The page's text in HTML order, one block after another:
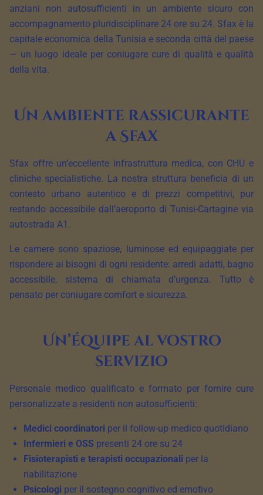
anziani non autosufficienti in un ambiente sicuro con
accompagnamento pluridisciplinare 24 ore su 24. Sfax è la
capitale economica della Tunisia e seconda città del paese
— un luogo ideale per coniugare cure di qualità e qualità
della vita.
Un ambiente rassicurante
a Sfax
Sfax offre un’eccellente infrastruttura medica, con CHU e
cliniche specialistiche. La nostra struttura beneficia di un
contesto urbano autentico e di prezzi competitivi, pur
restando accessibile dall’aeroporto di Tunisi-Cartagine via
autostrada A1.
Le camere sono spaziose, luminose ed equipaggiate per
rispondere ai bisogni di ogni residente: arredi adatti, bagno
accessibile, sistema di chiamata d’urgenza. Tutto è
pensato per coniugare comfort e sicurezza.
Un’équipe al vostro
servizio
Personale medico qualificato e formato per fornire cure
personalizzate a residenti non autosufficienti:
Medici coordinatori per il follow-up medico quotidiano
Infermieri e OSS presenti 24 ore su 24
Fisioterapisti e terapisti occupazionali per la
riabilitazione
Psicologi per il sostegno cognitivo ed emotivo